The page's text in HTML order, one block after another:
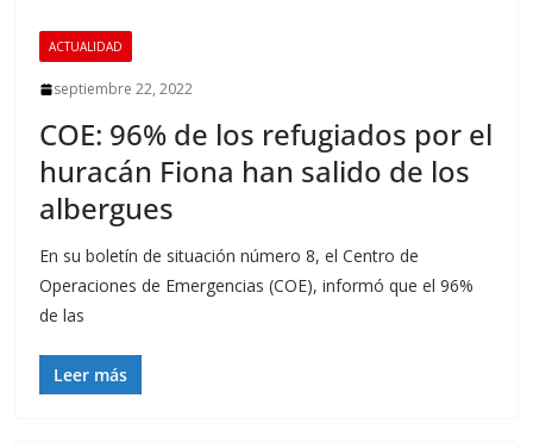
ACTUALIDAD
septiembre 22, 2022
COE: 96% de los refugiados por el
huracán Fiona han salido de los
albergues
En su boletín de situación número 8, el Centro de
Operaciones de Emergencias (COE), informó que el 96%
de las
Leer más